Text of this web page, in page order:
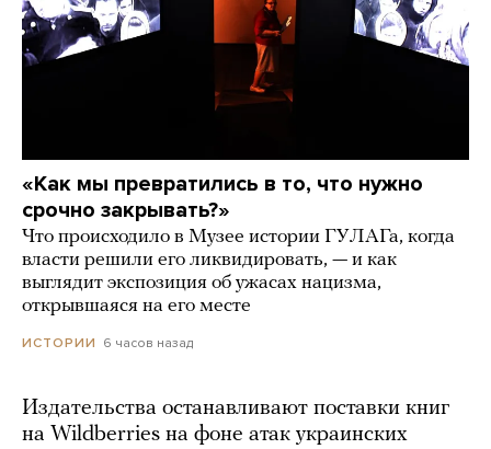
«Как мы превратились в то, что нужно
срочно закрывать?»
Что происходило в Музее истории ГУЛАГа, когда
власти решили его ликвидировать, — и как
выглядит экспозиция об ужасах нацизма,
открывшаяся на его месте
ИСТОРИИ 6 часов назад
Издательства останавливают поставки книг
на Wildberries на фоне атак украинских